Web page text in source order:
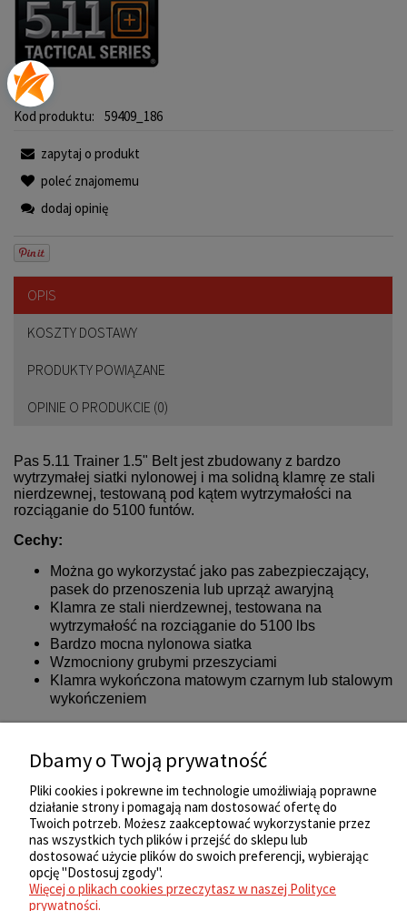
Kod produktu: 59409_186
zapytaj o produkt
poleć znajomemu
dodaj opinię
OPIS
KOSZTY DOSTAWY
PRODUKTY POWIĄZANE
OPINIE O PRODUKCIE (0)
Pas 5.11 Trainer 1.5" Belt jest zbudowany z bardzo
wytrzymałej siatki nylonowej i ma solidną klamrę ze stali
nierdzewnej, testowaną pod kątem wytrzymałości na
rozciąganie do 5100 funtów.
Cechy:
Można go wykorzystać jako pas zabezpieczający,
pasek do przenoszenia lub uprząż awaryjną
Klamra ze stali nierdzewnej, testowana na
wytrzymałość na rozciąganie do 5100 lbs
Bardzo mocna nylonowa siatka
Wzmocniony grubymi przeszyciami
Klamra wykończona matowym czarnym lub stalowym
wykończeniem
Pliki do pobrania:
ZAKUPY
REGULAMIN
Dbamy o Twoją prywatność
Pliki cookies i pokrewne im technologie umożliwiają poprawne
działanie strony i pomagają nam dostosować ofertę do
Twoich potrzeb. Możesz zaakceptować wykorzystanie przez
nas wszystkich tych plików i przejść do sklepu lub
dostosować użycie plików do swoich preferencji, wybierając
opcję "Dostosuj zgody".
Więcej o plikach cookies przeczytasz w naszej Polityce
prywatności.